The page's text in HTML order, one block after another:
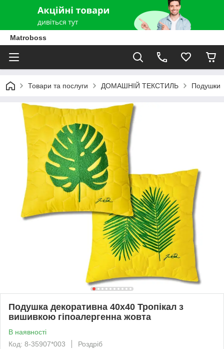
Matroboss
Товари та послуги ДОМАШНІЙ ТЕКСТИЛЬ Подушки
Подушка декоративна 40х40 Тропікал з
вишивкою гіпоалергенна жовта
В наявності
Код: 8-35907*003
Роздріб